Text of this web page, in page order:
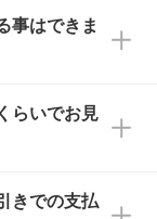
事はできま
ゲストの
ご依頼く
らいでお見
ます。混
きでの支払